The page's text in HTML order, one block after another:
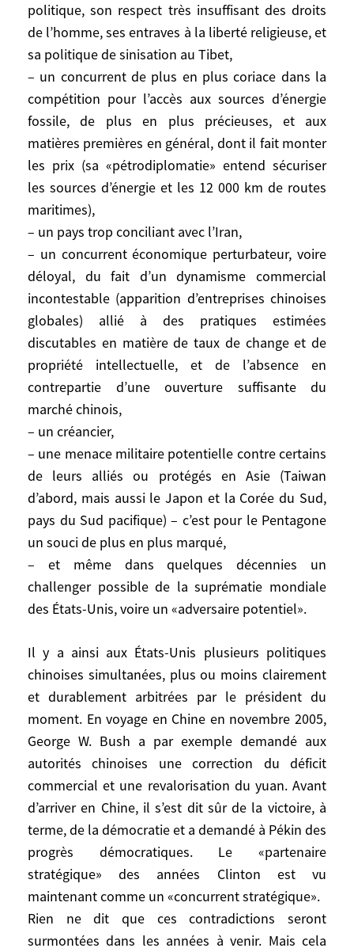
politique, son respect très insuffisant des droits
de l’homme, ses entraves à la liberté religieuse, et
sa politique de sinisation au Tibet,
– un concurrent de plus en plus coriace dans la
compétition pour l’accès aux sources d’énergie
fossile, de plus en plus précieuses, et aux
matières premières en général, dont il fait monter
les prix (sa «pétrodiplomatie» entend sécuriser
les sources d’énergie et les 12 000 km de routes
maritimes),
– un pays trop conciliant avec l’Iran,
– un concurrent économique perturbateur, voire
déloyal, du fait d’un dynamisme commercial
incontestable (apparition d’entreprises chinoises
globales) allié à des pratiques estimées
discutables en matière de taux de change et de
propriété intellectuelle, et de l’absence en
contrepartie d’une ouverture suffisante du
marché chinois,
– un créancier,
– une menace militaire potentielle contre certains
de leurs alliés ou protégés en Asie (Taiwan
d’abord, mais aussi le Japon et la Corée du Sud,
pays du Sud pacifique) – c’est pour le Pentagone
un souci de plus en plus marqué,
– et même dans quelques décennies un
challenger possible de la suprématie mondiale
des États-Unis, voire un «adversaire potentiel».
Il y a ainsi aux États-Unis plusieurs politiques
chinoises simultanées, plus ou moins clairement
et durablement arbitrées par le président du
moment. En voyage en Chine en novembre 2005,
George W. Bush a par exemple demandé aux
autorités chinoises une correction du déficit
commercial et une revalorisation du yuan. Avant
d’arriver en Chine, il s’est dit sûr de la victoire, à
terme, de la démocratie et a demandé à Pékin des
progrès démocratiques. Le «partenaire
stratégique» des années Clinton est vu
maintenant comme un «concurrent stratégique».
Rien ne dit que ces contradictions seront
surmontées dans les années à venir. Mais cela
prudente et définition d’un partenariat
stratégique.
Les États-Unis voient en effet dans la Chine
à la fois, et plus ou moins selon les
moments:
– un interlocuteur politique et
diplomatique essentiel compte tenu de
leur engagement multiforme en Asie (
notamment au Japon et à Taiwan),
– un grand marché,
– un fournisseur bon marché de produits
de consommation (qui sert, par exemple,
les achats de l’entreprise Wal-Mart),
– un acheteur bienvenu des obligations
publiques émises par le Trésor américain
(320 milliards de dollars, même si c’est à
double tranchant pour les États-Unis), et
donc un partenaire économique obligé,
– une terre de mission démocratique.
Mais aussi, parallèlement:
– un régime critiquable pour son
autoritarisme politique, son respect très
insuffisant des droits de l’homme, ses
entraves à la liberté religieuse, et sa
politique de sinisation au Tibet,
– un concurrent de plus en plus coriace
dans la compétition pour l’accès aux
sources d’énergie fossile, de plus en plus
général, dont il fait monter les prix (sa
«pétrodiplomatie» entend sécuriser les
sources d’énergie et les 12 000 km de
routes maritimes),
– un pays trop conciliant avec l’Iran,
– un concurrent économique perturbateur,
voire déloyal, du fait d’un dynamisme
commercial incontestable (apparition
d’entreprises chinoises globales) allié à
des pratiques estimées discutables en
matière de taux de change et de propriété
intellectuelle, et de l’absence en
contrepartie d’une ouverture suffisante du
marché chinois,
– un créancier,